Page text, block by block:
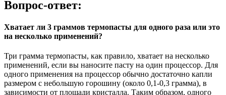
Вопрос-ответ:
Хватает ли 3 граммов термопасты для одного раза или это
на несколько применений?
Три грамма термопасты, как правило, хватает на несколько
применений, если вы наносите пасту на один процессор. Для
одного применения на процессор обычно достаточно капли
размером с небольшую горошину (около 0,1-0,3 грамма), в
зависимости от площади кристалла. Таким образом, одного